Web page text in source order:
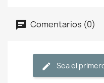
Comentarios (0)
Sea el